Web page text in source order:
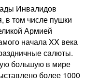
Инвалидов
в том числе пушки
Армией
начала XX века
салюты.
большую в мире
более 1000